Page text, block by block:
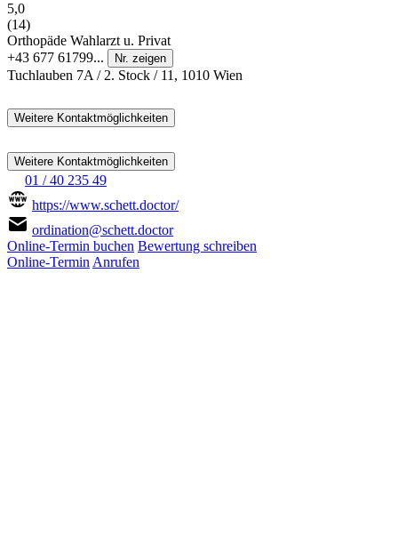
5,0
(14)
Orthopäde Wahlarzt u. Privat
+43 677 61799...
Nr. zeigen
Tuchlauben 7A / 2. Stock / 11, 1010 Wien
Weitere Kontaktmöglichkeiten
Weitere Kontaktmöglichkeiten
01 / 40 235 49
https://www.schett.doctor/
ordination@schett.doctor
Online-Termin buchen Bewertung schreiben
Online-TerminAnrufen